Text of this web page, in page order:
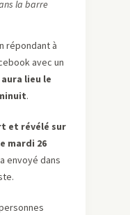
la barre
répondant à
avec un
lieu le
.
et révélé sur
mardi 26
envoyé dans